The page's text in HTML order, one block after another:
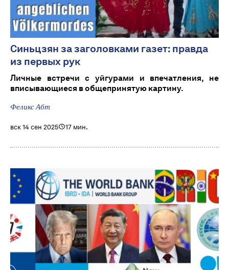
Синьцзян за заголовками газет: правда
из первых рук
Личные встречи с уйгурами и впечатления, не
вписывающиеся в общепринятую картину.
Феликс Абт
вск 14 сен 2025 17 мин.